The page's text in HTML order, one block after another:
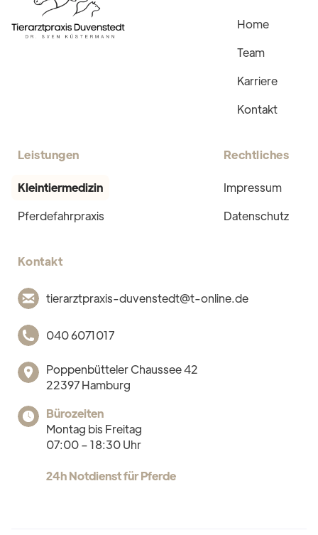
Home
Team
Karriere
Kontakt
Leistungen
Kleintiermedizin
Pferdefahrpraxis
Rechtliches
Impressum
Datenschutz
Kontakt
tierarztpraxis-duvenstedt@t-online.de
040 6071017
Poppenbütteler Chaussee 42
22397 Hamburg
Bürozeiten
Montag bis Freitag
07:00 – 18:30 Uhr
24h Notdienst für Pferde